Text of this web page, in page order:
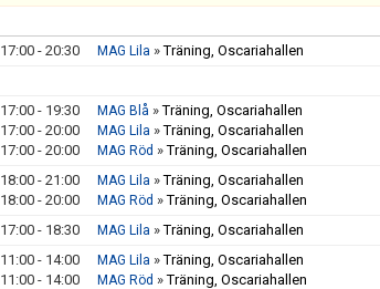
17:00 - 20:30 MAG Lila »Träning, Oscariahallen
17:00 - 19:30 MAG Blå »Träning, Oscariahallen
17:00 - 20:00
MAG Lila »Träning, Oscariahallen
17:00 - 20:00
MAG Röd »Träning, Oscariahallen
18:00 - 21:00 MAG Lila »Träning, Oscariahallen
18:00 - 20:00
MAG Röd »Träning, Oscariahallen
17:00 - 18:30 MAG Lila »Träning, Oscariahallen
11:00 - 14:00 MAG Lila »Träning, Oscariahallen
11:00 - 14:00
MAG Röd »Träning, Oscariahallen